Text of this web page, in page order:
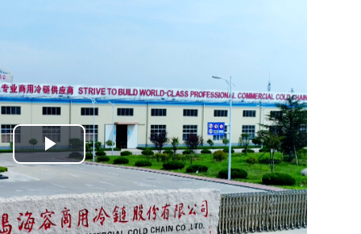
Play
Video